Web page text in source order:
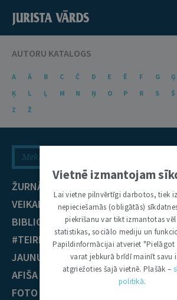
AUTORU KATALOGS
A Ā B C Č D E Ē F G Ģ
Ķ
L Ļ M N Ņ O P R S Š
Z
Ž
ŽURNĀLS
VEIKALS
BIBLIOTĒKA
#TEIRDARBS
JAUNUMI
AFIŠA
FOTO / VIDEO
Civiltiesības
Krimināltiesības
TIESĪBU PRAKSE
EST nolēmumi
ECT nolēmumi
Vietnē izmantojam
Lai vietne pilnvērtīgi darbotos, tiek
nepieciešamās (obligātās)
piekrišanu var tikt izmantotas vēl
statistikas, sociālo mediju un
Papildinformācijai atveriet "Pielāgot
varat jebkurā brīdī mainīt savu
atgriežoties šajā vietnē. Plašāk –
politikā.